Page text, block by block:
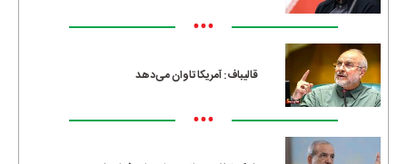
•••
قالیباف: آمریکا تاوان می‌دهد
•••